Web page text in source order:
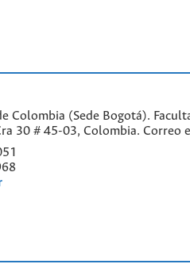
Colombia (Sede Bogotá).
30 # 45-03, Colombia. Correo